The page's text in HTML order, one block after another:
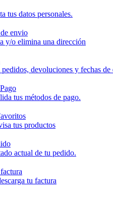
tus datos personales.
envio
y/o elimina una dirección
devoluciones y fechas de
tus métodos de pago.
tus productos
actual de tu pedido.
tu factura